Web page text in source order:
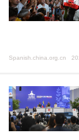
Spanish.china.org.cn